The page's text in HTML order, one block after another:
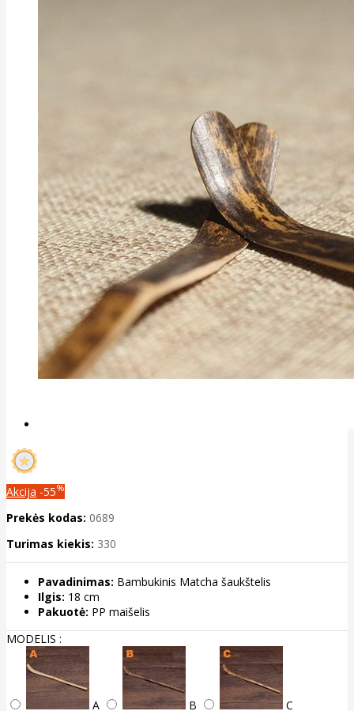
Akcija -55%
Prekės kodas: 0689
Turimas kiekis: 330
Pavadinimas: Bambukinis Matcha šaukštelis
Ilgis: 18 cm
Pakuotė: PP maišelis
MODELIS :
A B C